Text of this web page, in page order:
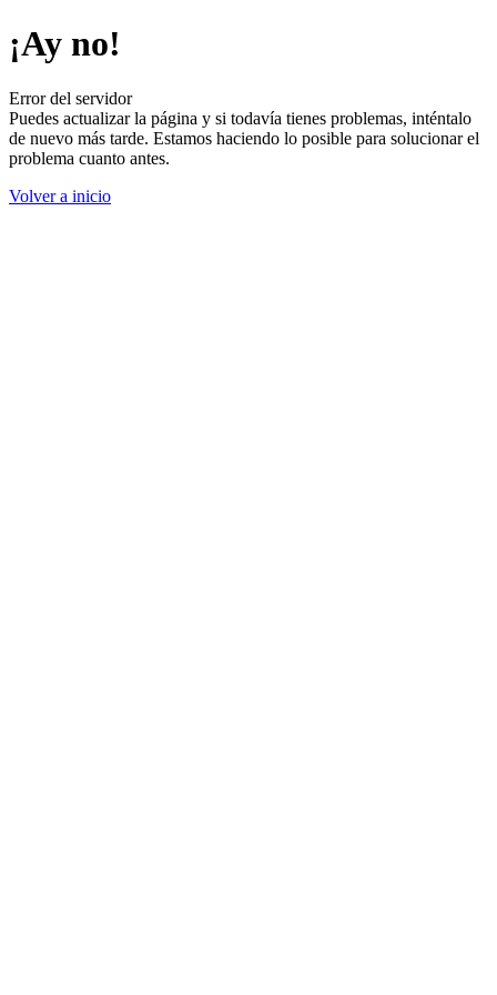
¡Ay no!
Error del servidor
Puedes actualizar la página y si todavía tienes problemas, inténtalo
de nuevo más tarde. Estamos haciendo lo posible para solucionar el
problema cuanto antes.
Volver a inicio